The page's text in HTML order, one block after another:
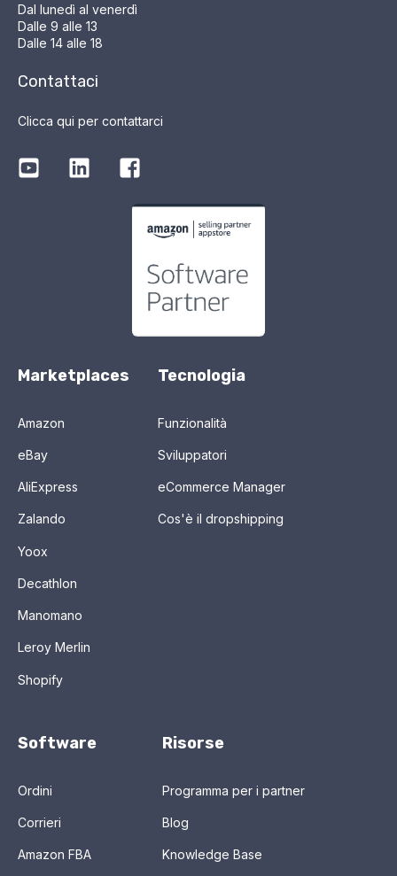
Dal lunedì al venerdì
Dalle 9 alle 13
Dalle 14 alle 18
Contattaci
Clicca qui per contattarci
Marketplaces
Amazon
eBay
AliExpress
Zalando
Yoox
Decathlon
Manomano
Leroy Merlin
Shopify
Tecnologia
Funzionalità
Sviluppatori
eCommerce Manager
Cos'è il dropshipping
Software
Ordini
Corrieri
Amazon FBA
Risorse
Programma per i partner
Blog
Knowledge Base